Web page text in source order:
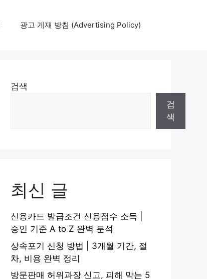
광고 게재 방침 (Advertising Policy)
검색
검
색
최신 글
신용카드 발급조건 신용점수 소득 |
승인 기준 A to Z 완벽 분석
상속포기 신청 방법 | 3개월 기간, 절
차, 비용 완벽 정리
방문판매 허위과장 신고, 피해 막는 5